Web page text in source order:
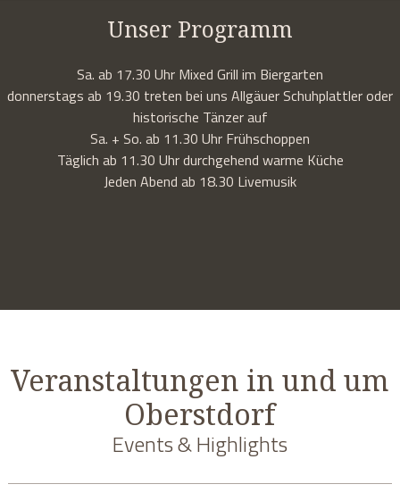
Unser Programm
Sa. ab 17.30 Uhr Mixed Grill im Biergarten
donnerstags ab 19.30 treten bei uns Allgäuer Schuhplattler oder
historische Tänzer auf
Sa. + So. ab 11.30 Uhr Frühschoppen
Täglich ab 11.30 Uhr durchgehend warme Küche
Jeden Abend ab 18.30 Livemusik
Veranstaltungen in und um
Oberstdorf
Events & Highlights